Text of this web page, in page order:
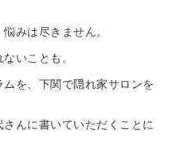
みは尽きません。
いことも。
を、下関で隠れ家サロンを
んに書いていただくことに